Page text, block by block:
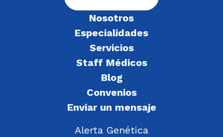
Nosotros
Especialidades
Servicios
Staff Médicos
Blog
Convenios
Enviar un mensaje
Alerta Genética